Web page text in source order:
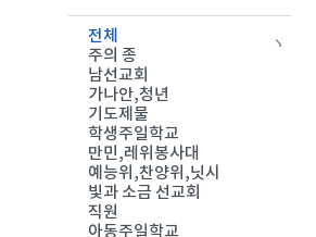
전체
주의 종
남선교회
가나안,청년
기도제물
학생주일학교
만민,레위봉사대
예능위,찬양위,닛시
빛과 소금 선교회
직원
아동주일학교